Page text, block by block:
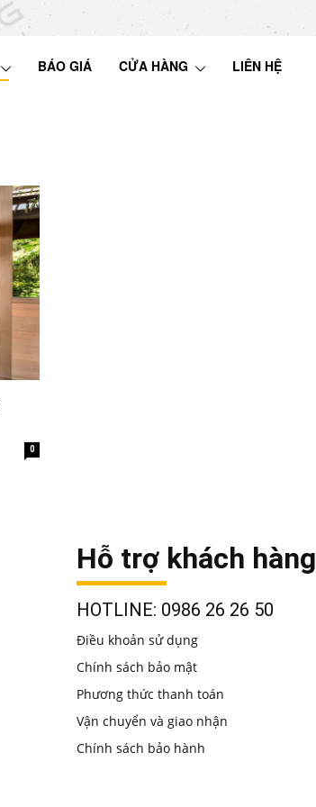
BÁO GIÁ CỬA HÀNG LIÊN HỆ
0
Hỗ trợ khách hàng
HOTLINE: 0986 26 26 50
Điều khoản sử dụng
Chính sách bảo mật
Phương thức thanh toán
Vận chuyển và giao nhận
Chính sách bảo hành